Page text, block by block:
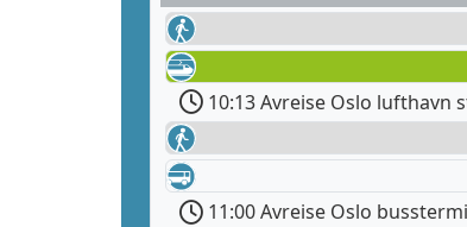
10:13 Avreise Oslo lufthavn
11:00 Avreise Oslo